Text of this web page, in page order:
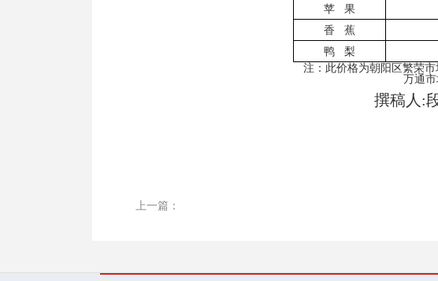
苹
果
香
蕉
鸭
梨
注：此价格为朝阳区繁荣
万通
撰稿人:
上一篇：